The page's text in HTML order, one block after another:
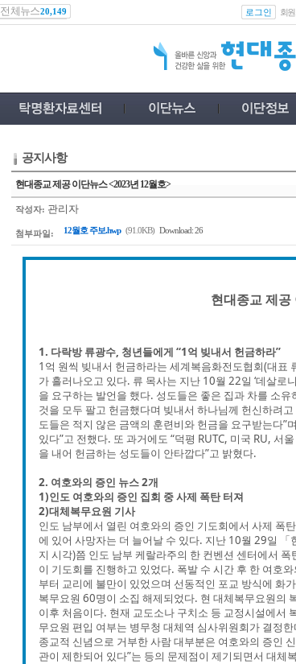
전체뉴스20,149 로그인 회
공지사항
현대종교 제공 이단뉴스 <2023년 12월호>
작성자: 관리자
첨부파일: 12월호 주보.hwp (91.0KB) Download: 26
현대종교 제공
1. 다락방 류광수, 청년들에게 “1억 빚내서 헌금하라”
1억 원씩 빚내서 헌금하라는 세계복음화전도협회(대표
가 흘러나오고 있다. 류 목사는 지난 10월 22일 ‘데살로
을 요구하는 발언을 했다. 성도들은 좋은 집과 차를 소
것을 모두 팔고 헌금했다며 빚내서 하나님께 헌신하려
도들은 적지 않은 금액의 훈련비와 헌금을 요구받는다
있다”고 전했다. 또 과거에도 “덕평 RUTC, 미국 RU, 서
을 내어 헌금하는 성도들이 안타깝다”고 밝혔다.
2. 여호와의 증인 뉴스 2개
1)인도 여호와의 증인 집회 중 사제 폭탄 터져
2)대체복무요원 기사
인도 남부에서 열린 여호와의 증인 기도회에서 사제 폭
에 있어 사망자는 더 늘어날 수 있다. 지난 10월 29일
지 시각)쯤 인도 남부 케랄라주의 한 컨벤션 센터에서
이 기도회를 진행하고 있었다. 폭발 수 시간 후 한 여호
부터 교리에 불만이 있었으며 선동적인 포교 방식에 화
복무요원 60명이 소집 해제되었다. 현 대체복무요원의
이후 처음이다. 현재 교도소나 구치소 등 교정시설에
무요원 편입 여부는 병무청 대체역 심사위원회가 결정
종교적 신념으로 거부한 사람 대부분은 여호와의 증인
관이 제한되어 있다”는 등의 문제점이 제기되면서 대체